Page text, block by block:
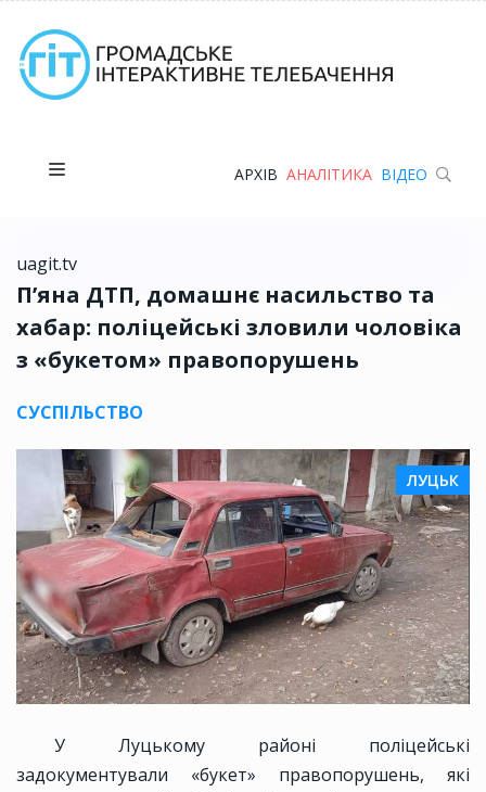
АРХІВ АНАЛІТИКА ВІДЕО
uagit.tv
П’яна ДТП, домашнє насильство та
хабар: поліцейські зловили чоловіка
з «букетом» правопорушень
СУСПІЛЬСТВО
ЛУЦЬК
У Луцькому районі поліцейські
задокументували «букет» правопорушень, які